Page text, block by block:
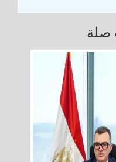
صلة